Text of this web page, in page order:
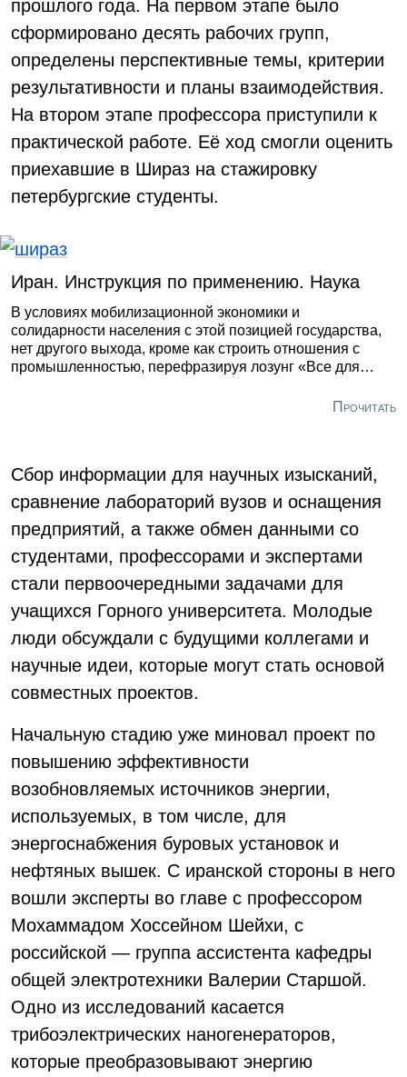
прошлого года. На первом этапе было
сформировано десять рабочих групп,
определены перспективные темы, критерии
результативности и планы взаимодействия.
На втором этапе профессора приступили к
практической работе. Её ход смогли оценить
приехавшие в Шираз на стажировку
петербургские студенты.
Иран. Инструкция по применению. Наука
В условиях мобилизационной экономики и
солидарности населения с этой позицией государства,
нет другого выхода, кроме как строить отношения с
промышленностью, перефразируя лозунг «Все для
или разработка должна служить задаче интенсивного
Прочитать
Сбор информации для научных изысканий,
сравнение лабораторий вузов и оснащения
предприятий, а также обмен данными со
студентами, профессорами и экспертами
стали первоочередными задачами для
учащихся Горного университета. Молодые
люди обсуждали с будущими коллегами и
научные идеи, которые могут стать основой
совместных проектов.
Начальную стадию уже миновал проект по
повышению эффективности
возобновляемых источников энергии,
используемых, в том числе, для
энергоснабжения буровых установок и
нефтяных вышек. С иранской стороны в него
вошли эксперты во главе с профессором
Мохаммадом Хоссейном Шейхи, с
российской — группа ассистента кафедры
общей электротехники Валерии Старшой.
Одно из исследований касается
трибоэлектрических наногенераторов,
которые преобразовывают энергию